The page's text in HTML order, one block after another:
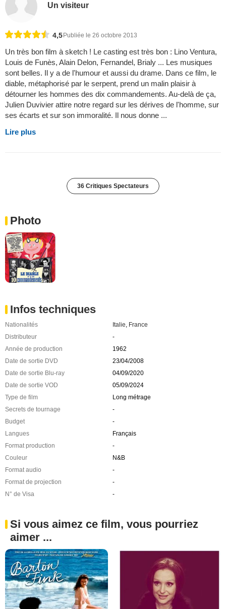
Un visiteur
4,5 Publiée le 26 octobre 2013
Un très bon film à sketch ! Le casting est très bon : Lino Ventura,
Louis de Funès, Alain Delon, Fernandel, Brialy ... Les musiques
sont belles. Il y a de l'humour et aussi du drame. Dans ce film, le
diable, métaphorisé par le serpent, prend un malin plaisir à
détourner les hommes des dix commandements. Au-delà de ça,
Julien Duvivier attire notre regard sur les dérives de l'homme, sur
ses écarts et sur son immoralité. Il nous donne ...
Lire plus
36 Critiques Spectateurs
Photo
Infos techniques
Nationalités Italie France
Distributeur
-
Année de production
1962
Date de sortie DVD
23/04/2008
Date de sortie Blu-ray
04/09/2020
Date de sortie VOD
05/09/2024
Type de film
Long métrage
Secrets de tournage
-
Budget
-
Langues
Français
Format production
-
Couleur
N&B
Format audio
-
Format de projection
-
N° de Visa
-
Si vous aimez ce film, vous pourriez
aimer ...